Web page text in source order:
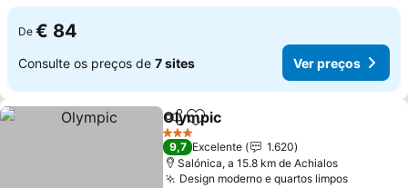
De € 84
Consulte os preços de 7 sites Ver preços
PartilharAdicionar aos favoritos
Olympic
3 Estrelas
9,7 Excelente
1.620
Salónica, a 15.8 km de Achialos
Design moderno e quartos limpos